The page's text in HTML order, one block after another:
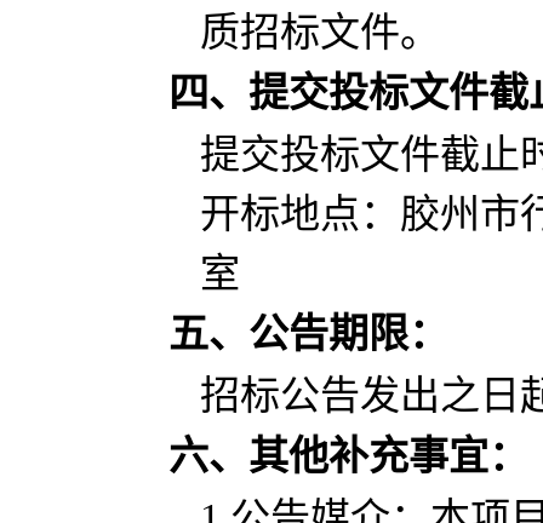
质招标文件。
四、提交投标文件
提交投标文件截止
开标地点： 胶州市
室
五、公告期限：
招标公告发出之日
六、其他补充事宜：